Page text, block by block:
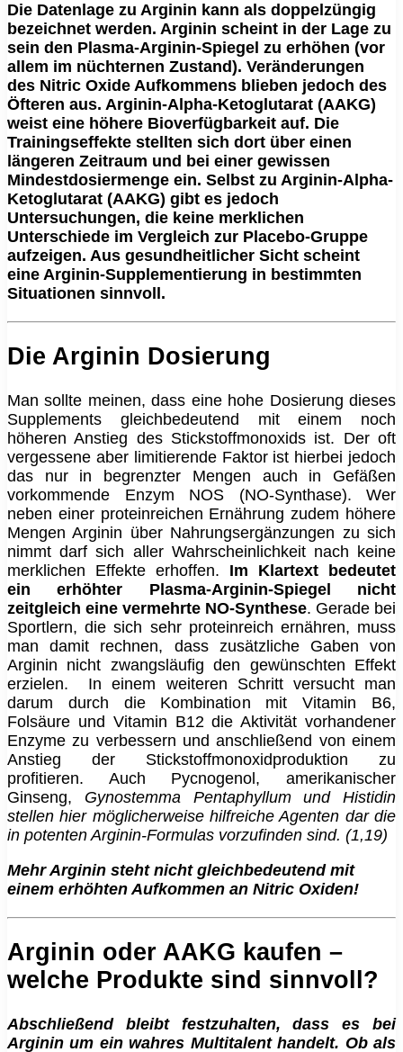
Die Datenlage zu Arginin kann als doppelzüngig
bezeichnet werden. Arginin scheint in der Lage zu
sein den Plasma-Arginin-Spiegel zu erhöhen (vor
allem im nüchternen Zustand). Veränderungen
des Nitric Oxide Aufkommens blieben jedoch des
Öfteren aus. Arginin-Alpha-Ketoglutarat (AAKG)
weist eine höhere Bioverfügbarkeit auf. Die
Trainingseffekte stellten sich dort über einen
längeren Zeitraum und bei einer gewissen
Mindestdosiermenge ein. Selbst zu Arginin-Alpha-
Ketoglutarat (AAKG) gibt es jedoch
Untersuchungen, die keine merklichen
Unterschiede im Vergleich zur Placebo-Gruppe
aufzeigen. Aus gesundheitlicher Sicht scheint
eine Arginin-Supplementierung in bestimmten
Situationen sinnvoll.
Die Arginin Dosierung
Man sollte meinen, dass eine hohe Dosierung dieses
Supplements gleichbedeutend mit einem noch
höheren Anstieg des Stickstoffmonoxids ist. Der oft
vergessene aber limitierende Faktor ist hierbei jedoch
das nur in begrenzter Mengen auch in Gefäßen
vorkommende Enzym NOS (NO-Synthase). Wer
neben einer proteinreichen Ernährung zudem höhere
Mengen Arginin über Nahrungsergänzungen zu sich
nimmt darf sich aller Wahrscheinlichkeit nach keine
merklichen Effekte erhoffen. Im Klartext bedeutet
ein
erhöhter Plasma-Arginin-Spiegel nicht
zeitgleich eine vermehrte NO-Synthese. Gerade bei
Sportlern, die sich sehr proteinreich ernähren, muss
man damit rechnen, dass zusätzliche Gaben von
Arginin nicht zwangsläufig den gewünschten Effekt
erzielen. In einem weiteren Schritt versucht man
darum durch die Kombination mit Vitamin B6,
Folsäure und Vitamin B12 die Aktivität vorhandener
Enzyme zu verbessern und anschließend von einem
Anstieg der Stickstoffmonoxidproduktion zu
profitieren. Auch Pycnogenol, amerikanischer
Ginseng, Gynostemma Pentaphyllum und Histidin
stellen hier möglicherweise hilfreiche Agenten dar die
in potenten Arginin-Formulas vorzufinden sind. (1,19)
Mehr Arginin steht nicht gleichbedeutend mit
einem erhöhten Aufkommen an Nitric Oxiden!
Arginin oder AAKG kaufen –
welche Produkte sind sinnvoll?
Abschließend bleibt festzuhalten, dass es bei
Arginin um ein wahres Multitalent handelt. Ob als